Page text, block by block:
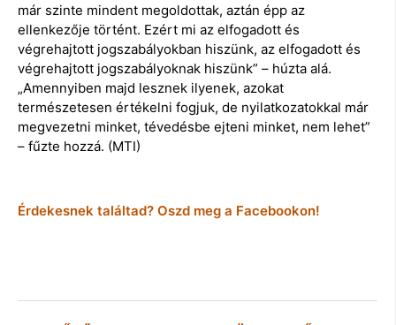
már szinte mindent megoldottak, aztán épp az
ellenkezője történt. Ezért mi az elfogadott és
végrehajtott jogszabályokban hiszünk, az elfogadott és
végrehajtott jogszabályoknak hiszünk” – húzta alá.
„Amennyiben majd lesznek ilyenek, azokat
természetesen értékelni fogjuk, de nyilatkozatokkal már
megvezetni minket, tévedésbe ejteni minket, nem lehet”
– fűzte hozzá. (MTI)
Érdekesnek találtad? Oszd meg a Facebookon!